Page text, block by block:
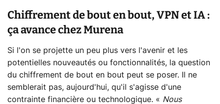
Chiffrement de bout en bout, VPN et IA :
ça avance chez Murena
Si l'on se projette un peu plus vers l'avenir et les
potentielles nouveautés ou fonctionnalités, la question
du chiffrement de bout en bout peut se poser. Il ne
semblerait pas, aujourd'hui, qu'il s'agisse d'une
contrainte financière ou technologique. « Nous